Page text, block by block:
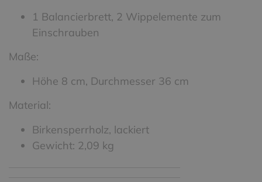
1 Balancierbrett, 2 Wippelemente zum
Einschrauben
Maße:
Höhe 8 cm, Durchmesser 36 cm
Material:
Birkensperrholz, lackiert
Gewicht: 2,09 kg